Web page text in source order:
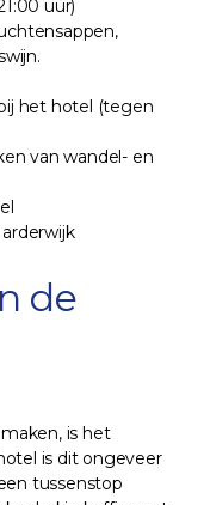
uur)
het hotel (tegen
van wandel- en
de
is het
is dit ongeveer
tussenstop